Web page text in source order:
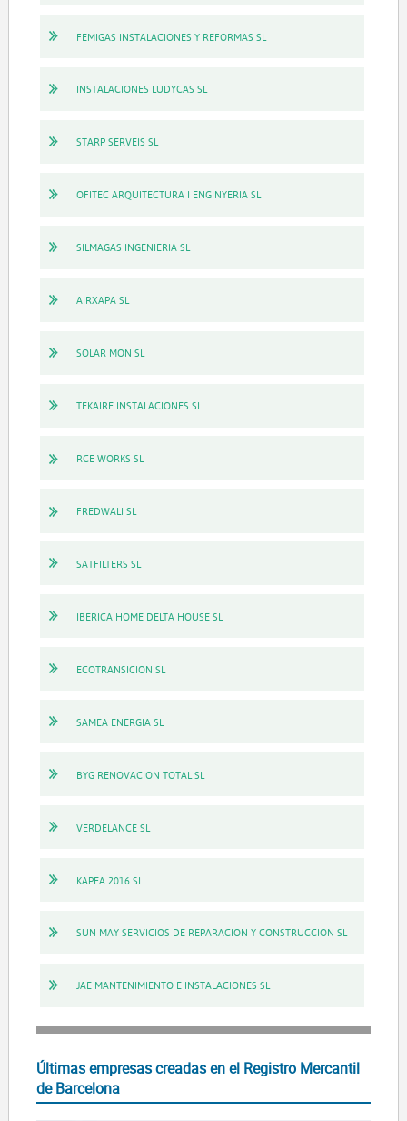
FEMIGAS INSTALACIONES Y REFORMAS SL
INSTALACIONES LUDYCAS SL
STARP SERVEIS SL
OFITEC ARQUITECTURA I ENGINYERIA SL
SILMAGAS INGENIERIA SL
AIRXAPA SL
SOLAR MON SL
TEKAIRE INSTALACIONES SL
RCE WORKS SL
FREDWALI SL
SATFILTERS SL
IBERICA HOME DELTA HOUSE SL
ECOTRANSICION SL
SAMEA ENERGIA SL
BYG RENOVACION TOTAL SL
VERDELANCE SL
KAPEA 2016 SL
SUN MAY SERVICIOS DE REPARACION Y CONSTRUCCION SL
JAE MANTENIMIENTO E INSTALACIONES SL
Últimas empresas creadas en el Registro Mercantil
de Barcelona